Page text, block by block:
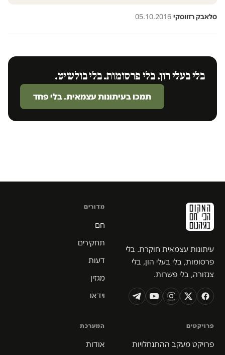
סלאבק רזווסקי·
05.10.2016
בלי בעלי הון. בלי פרסומות. בלי בולשיט.
תמכו בעיתונות עצמאית. בלי פחד
עיתונות עצמאית חוקרת. בלי
פרסומות, בלי בעלי הון, בלי
צנזורה, בלי פשרות.
מדורים
חם
תחקירים
דעות
מגזין
וידאו
פרויקטים
פרויקט מעקב ההתנחלויות
המערכת
אודות